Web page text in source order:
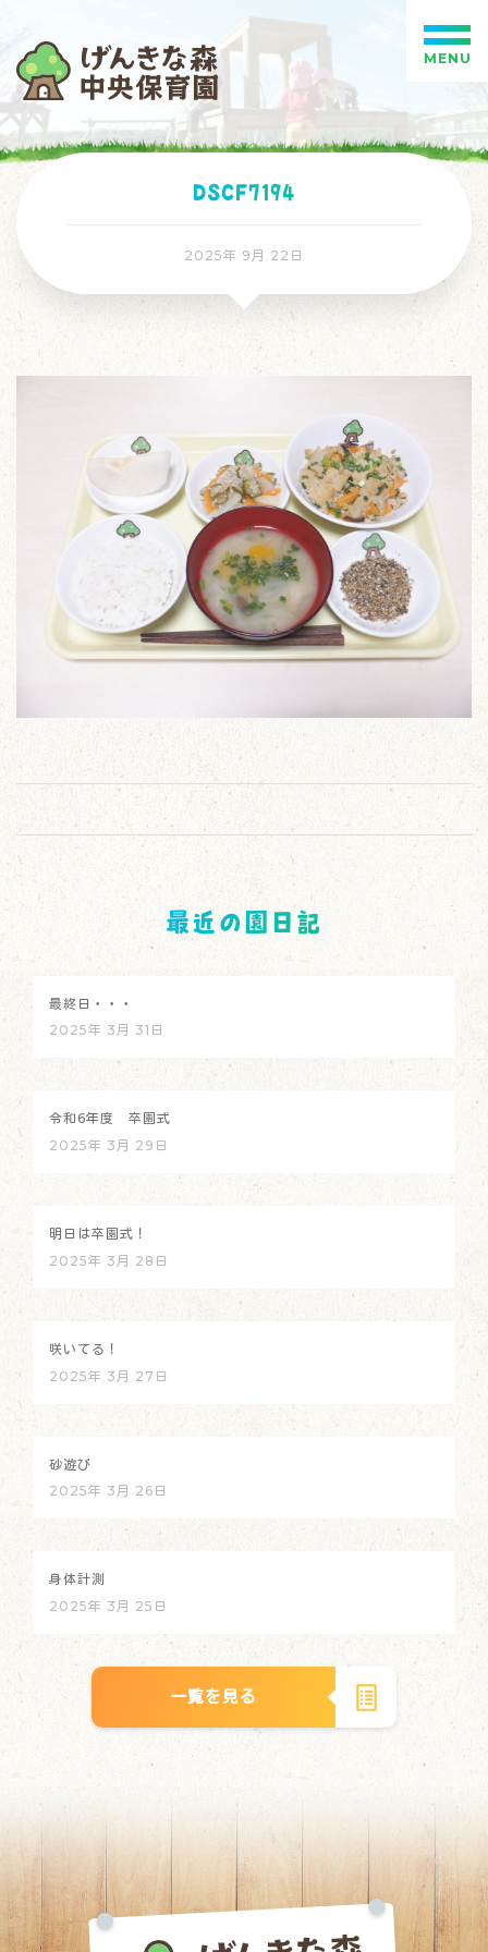
DSCF7194
2025年 9月 22日
最近の園日記
最終日・・・
2025年 3月 31日
令和6年度 卒園式
2025年 3月 29日
明日は卒園式！
2025年 3月 28日
咲いてる！
2025年 3月 27日
砂遊び
2025年 3月 26日
身体計測
2025年 3月 25日
一覧を見る
MENU